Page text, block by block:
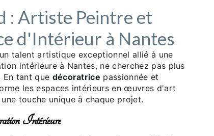
: Artiste Peintre et
d'Intérieur à Nantes
talent artistique exceptionnel allié à une
intérieure à Nantes, ne cherchez pas plus
En tant que décoratrice passionnée et
les espaces intérieurs en œuvres d'art
touche unique à chaque projet.
Intérieure